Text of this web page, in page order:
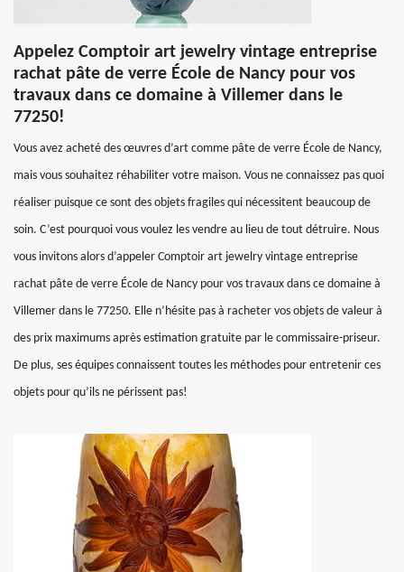
Appelez Comptoir art jewelry vintage entreprise
rachat pâte de verre École de Nancy pour vos
travaux dans ce domaine à Villemer dans le
77250!
Vous avez acheté des œuvres d’art comme pâte de verre École de Nancy,
mais vous souhaitez réhabiliter votre maison. Vous ne connaissez pas quoi
réaliser puisque ce sont des objets fragiles qui nécessitent beaucoup de
soin. C’est pourquoi vous voulez les vendre au lieu de tout détruire. Nous
vous invitons alors d’appeler Comptoir art jewelry vintage entreprise
rachat pâte de verre École de Nancy pour vos travaux dans ce domaine à
Villemer dans le 77250. Elle n’hésite pas à racheter vos objets de valeur à
des prix maximums après estimation gratuite par le commissaire-priseur.
De plus, ses équipes connaissent toutes les méthodes pour entretenir ces
objets pour qu’ils ne périssent pas!